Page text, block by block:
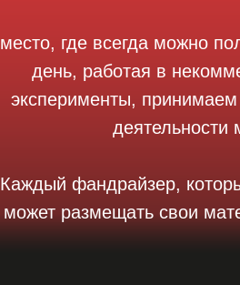
место, где всегда можно
день, работая в
эксперименты,
деятельности
Каждый фандрайзер,
может размещать свои